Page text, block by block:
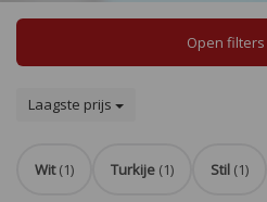
Open filters
Laagste prijs
Wit (1) Turkije (1) Stil (1)